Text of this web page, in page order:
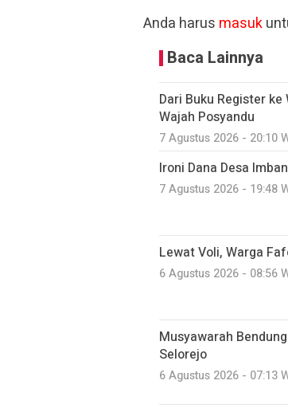
Anda harus masuk
Baca Lainnya
Dari Buku Register
Wajah Posyandu
7 Agustus 2026 - 20:10
Ironi Dana Desa
7 Agustus 2026 - 19:48
Lewat Voli, Warga
6 Agustus 2026 - 08:56
Musyawarah
Selorejo
6 Agustus 2026 - 07:13